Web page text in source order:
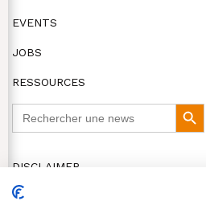
EVENTS
JOBS
RESSOURCES
Search
Button
DISCLAIMER
COOKIES ET VIE PRIVÉE